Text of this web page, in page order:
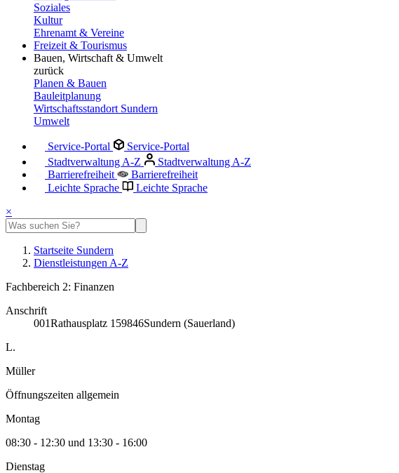
Soziales
Kultur
Ehrenamt & Vereine
Freizeit & Tourismus
Bauen, Wirtschaft & Umwelt
zurück
Planen & Bauen
Bauleitplanung
Wirtschaftsstandort Sundern
Umwelt
Service-Portal
Service-Portal
Stadtverwaltung A-Z
Stadtverwaltung A-Z
Barrierefreiheit
Barrierefreiheit
Leichte Sprache
Leichte Sprache
×
Startseite Sundern
Dienstleistungen A-Z
Fachbereich 2: Finanzen
Anschrift
001Rathausplatz 1 59846Sundern (Sauerland)
L.
Müller
Öffnungszeiten allgemein
Montag
08:30 - 12:30 und 13:30 - 16:00
Dienstag